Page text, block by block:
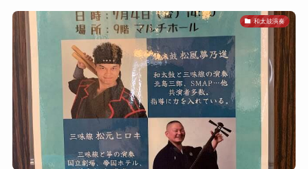
和太鼓演奏